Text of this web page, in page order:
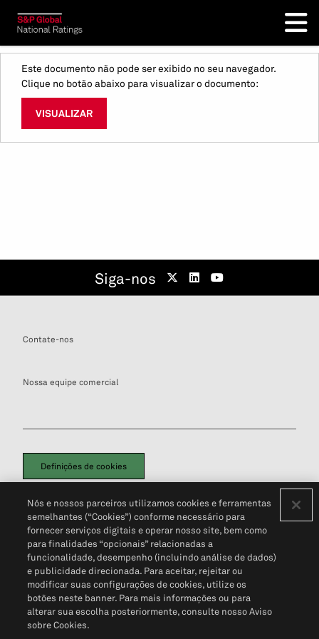
Este documento não pode ser exibido no seu navegador.
Clique no botão abaixo para visualizar o documento:
VISUALIZAR
Siga-nos
Contate-nos
Nossa equipe comercial
Definições de cookies
Política de PrivacidadePortal de privacidade do cliente (em inglês)
Não Venda Minhas Informações Pessoais© 2026 S&P Global
Nós e nossos parceiros utilizamos cookies e ferramentas
semelhantes (“Cookies”) conforme necessário para
fornecer serviços digitais e operar nosso site, bem como
para finalidades “opcionais” relacionadas a
funcionalidade, desempenho (incluindo análise de dados)
e publicidade direcionada. Para aceitar, rejeitar ou
modificar suas configurações de cookies, utilize os
botões neste banner. Para mais informações ou para
alterar sua escolha posteriormente, consulte nosso Aviso
sobre Cookies.